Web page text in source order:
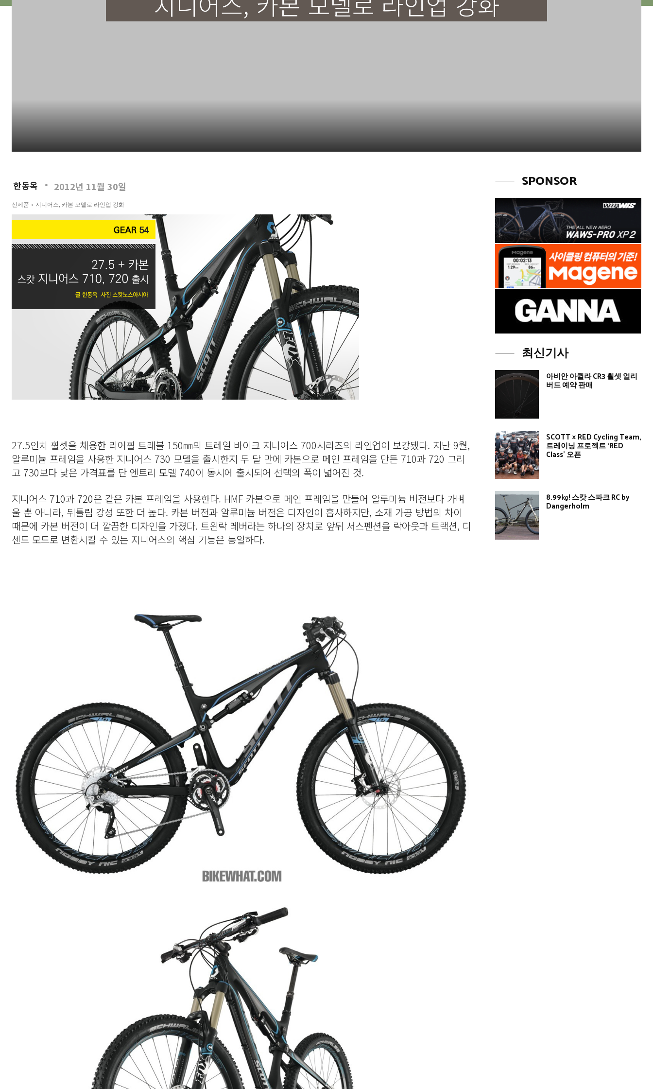
한동옥 2012년 11월 30일
신제품 지니어스, 카본 모델로 라인업 강화
27.5인치 휠셋을 채용한 리어휠 트래블 150㎜의 트레일 바이크 지니어스 700시리즈의 라인업이 보강됐다. 지난 9월,
알루미늄 프레임을 사용한 지니어스 730 모델을 출시한지 두 달 만에 카본으로 메인 프레임을 만든 710과 720 그리
고 730보다 낮은 가격표를 단 엔트리 모델 740이 동시에 출시되어 선택의 폭이 넓어진 것.
지니어스 710과 720은 같은 카본 프레임을 사용한다. HMF 카본으로 메인 프레임을 만들어 알루미늄 버전보다 가벼
울 뿐 아니라, 뒤틀림 강성 또한 더 높다. 카본 버전과 알루미늄 버전은 디자인이 흡사하지만, 소재 가공 방법의 차이
때문에 카본 버전이 더 깔끔한 디자인을 가졌다. 트윈락 레버라는 하나의 장치로 앞뒤 서스펜션을 락아웃과 트랙션, 디
센드 모드로 변환시킬 수 있는 지니어스의 핵심 기능은 동일하다.
SPONSOR
최신기사
아비안 아퀼라 CR3 휠셋 얼리
버드 예약 판매
SCOTT × RED Cycling Team,
트레이닝 프로젝트 ‘RED
Class’ 오픈
8.99㎏! 스캇 스파크 RC by
Dangerholm